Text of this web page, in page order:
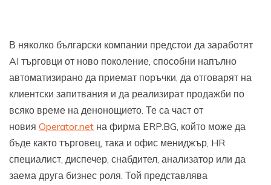
В няколко български компании предстои да заработят
AI търговци от ново поколение, способни напълно
автоматизирано да приемат поръчки, да отговарят на
клиентски запитвания и да реализират продажби по
всяко време на денонощието. Те са част от
новия Operator.net на фирма ERP.BG, който може да
бъде както търговец, така и офис мениджър, HR
специалист, диспечер, снабдител, анализатор или да
заема друга бизнес роля. Той представлява